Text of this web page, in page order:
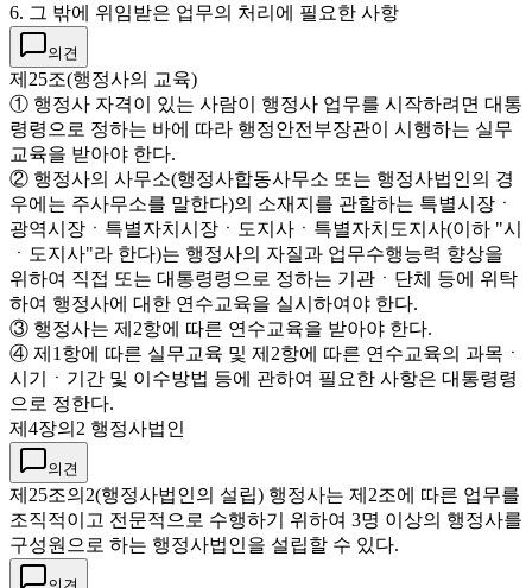
6. 그 밖에 위임받은 업무의 처리에 필요한 사항
의견
제25조(행정사의 교육)
① 행정사 자격이 있는 사람이 행정사 업무를 시작하려면 대통
령령으로 정하는 바에 따라 행정안전부장관이 시행하는 실무
교육을 받아야 한다.
② 행정사의 사무소(행정사합동사무소 또는 행정사법인의 경
우에는 주사무소를 말한다)의 소재지를 관할하는 특별시장ㆍ
광역시장ㆍ특별자치시장ㆍ도지사ㆍ특별자치도지사(이하 "시
ㆍ도지사"라 한다)는 행정사의 자질과 업무수행능력 향상을
위하여 직접 또는 대통령령으로 정하는 기관ㆍ단체 등에 위탁
하여 행정사에 대한 연수교육을 실시하여야 한다.
③ 행정사는 제2항에 따른 연수교육을 받아야 한다.
④ 제1항에 따른 실무교육 및 제2항에 따른 연수교육의 과목ㆍ
시기ㆍ기간 및 이수방법 등에 관하여 필요한 사항은 대통령령
으로 정한다.
제4장의2 행정사법인
의견
제25조의2(행정사법인의 설립) 행정사는 제2조에 따른 업무를
조직적이고 전문적으로 수행하기 위하여 3명 이상의 행정사를
구성원으로 하는 행정사법인을 설립할 수 있다.